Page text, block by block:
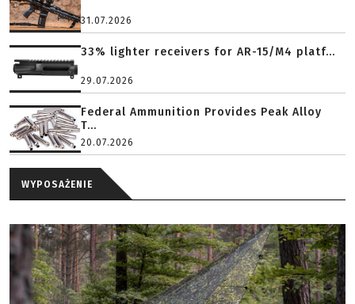
31.07.2026
33% lighter receivers for AR-15/M4 platf...
29.07.2026
Federal Ammunition Provides Peak Alloy
T...
20.07.2026
WYPOSAŻENIE